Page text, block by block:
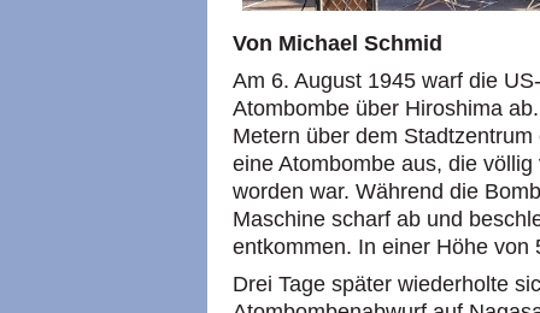
Von Michael Schmid
Am 6. August 1945 warf die
Atombombe über Hiroshima
Metern über dem
eine Atombombe aus, die
worden war. Während die
Maschine scharf ab und
entkommen. In einer Höhe von
Drei Tage später wiederholte